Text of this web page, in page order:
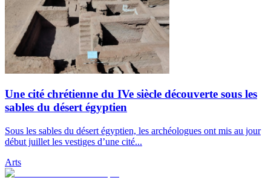
Une cité chrétienne du IVe siècle découverte sous les
sables du désert égyptien
Sous les sables du désert égyptien, les archéologues ont mis au jour
début juillet les vestiges d’une cité...
Arts